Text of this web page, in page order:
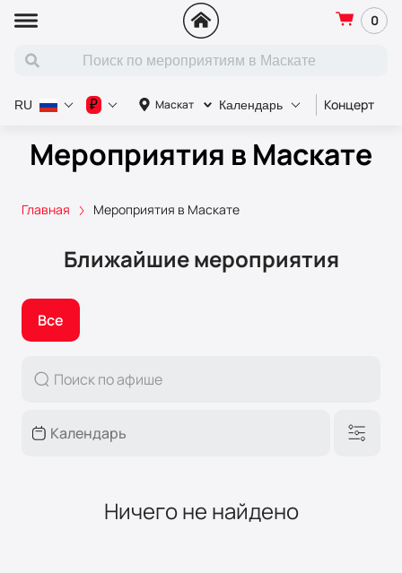
0
Маскат Календарь Концерт
RU ₽
Мероприятия в Маскате
Главная Мероприятия в Маскате
Ближайшие мероприятия
Все
Ничего не найдено